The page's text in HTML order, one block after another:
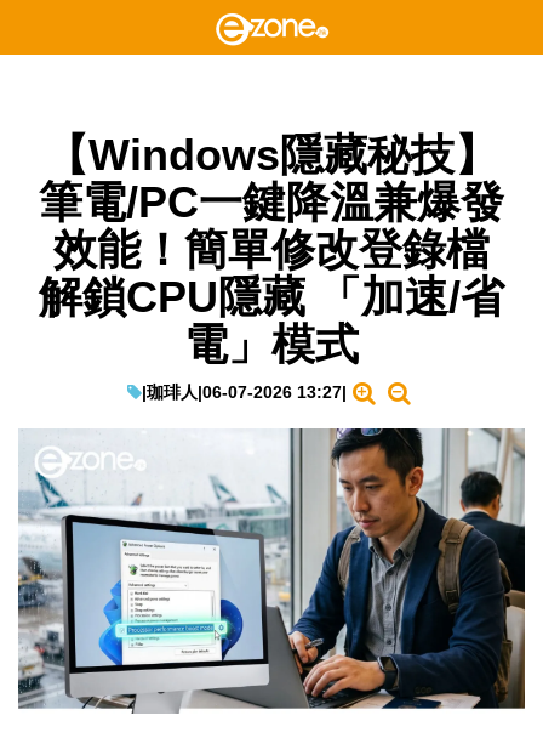
【Windows隱藏秘技】
筆電/PC一鍵降溫兼爆發
效能！簡單修改登錄檔
解鎖CPU隱藏 「加速/省
電」模式
|珈琲人|06-07-2026 13:27|